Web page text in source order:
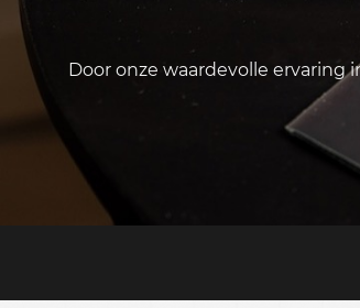
Door onze waardevolle